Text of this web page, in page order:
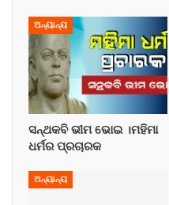
ଅନ୍ୟାନ୍ୟ
ସନ୍ଥକବି ଭୀମ ଭୋଇ ।ମହିମା
ଧର୍ମର ପ୍ରଚାରକ
ଅନ୍ୟାନ୍ୟ